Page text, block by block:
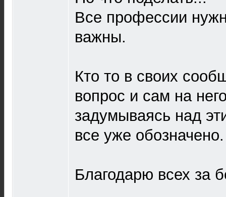
Все профессии
важны.
Кто то в своих
вопрос и сам на
задумываясь над
все уже обозначено.
Благодарю всех за